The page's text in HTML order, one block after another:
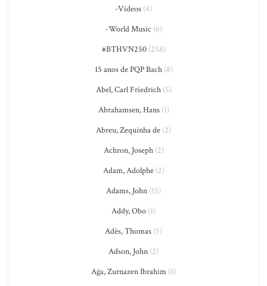
-Vídeos (4)
-World Music (6)
#BTHVN250(258)
15 anos de PQP Bach(8)
Abel, Carl Friedrich(5)
Abrahamsen, Hans(1)
Abreu, Zequinha de (2)
Achron, Joseph(2)
Adam, Adolphe(2)
Adams, John (15)
Addy, Obo (1)
Adès, Thomas (5)
Adson, John (2)
Ağa, Zurnazen Ibrahim (1)